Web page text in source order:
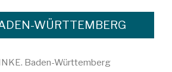
WÜRTTEMBERG